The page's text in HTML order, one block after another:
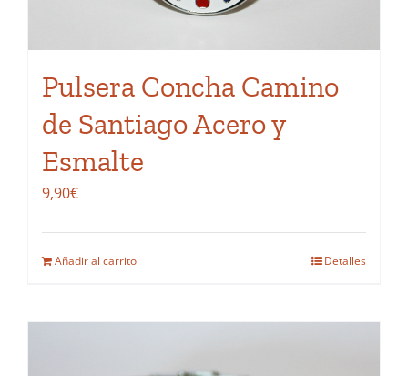
Pulsera Concha Camino
de Santiago Acero y
Esmalte
9,90€
Añadir al carrito Detalles